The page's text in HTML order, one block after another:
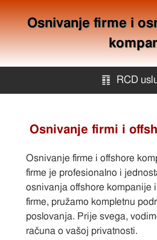
Osnivanje firme i
䷖ RCD
Mapa
Kontakt
Osnivanje firmi i
Osnivanje firme i offshore
firme je profesionalno i
osnivanja offshore kompanije
firme, pružamo kompletnu
poslovanja. Prije svega,
računa o vašoj privatnosti.